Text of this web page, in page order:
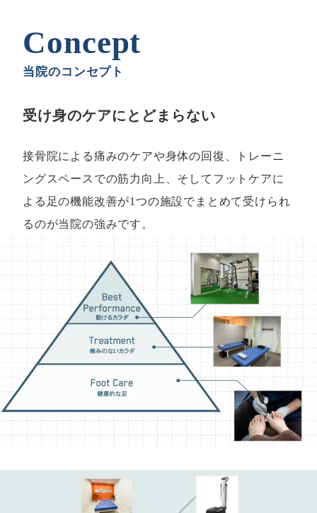
Concept
当院のコンセプト
受け身のケアにとどまらない
接骨院による痛みのケアや身体の回復、トレーニ
ングスペースでの筋力向上、そしてフットケアに
よる足の機能改善が1つの施設でまとめて受けられ
るのが当院の強みです。